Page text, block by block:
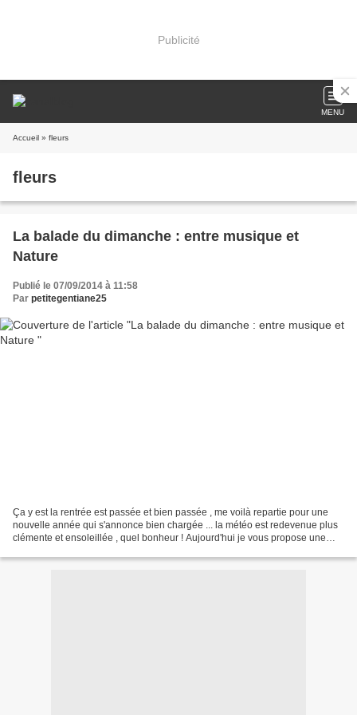
Publicité
MENU
Accueil » fleurs
fleurs
La balade du dimanche : entre musique et
Nature
Publié le 07/09/2014 à 11:58
Par petitegentiane25
Ça y est la rentrée est passée et bien passée , me voilà repartie pour une
nouvelle année qui s'annonce bien chargée ... la météo est redevenue plus
clémente et ensoleillée , quel bonheur ! Aujourd'hui je vous propose une